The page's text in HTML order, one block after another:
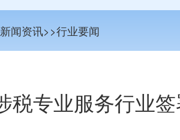
闻资讯>>行业要闻
税专业服务行业